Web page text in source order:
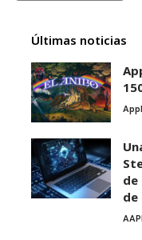
Últimas noticias
de
de